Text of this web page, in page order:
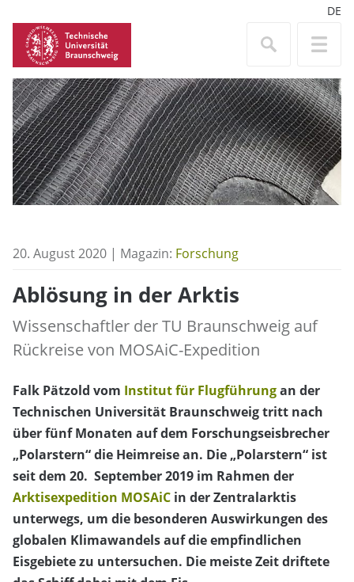
DE
20. August 2020 | Magazin: Forschung
Ablösung in der Arktis
Wissenschaftler der TU Braunschweig auf
Rückreise von MOSAiC-Expedition
Falk Pätzold vom Institut für Flugführungan der
Technischen Universität Braunschweig tritt nach
über fünf Monaten auf dem Forschungseisbrecher
„Polarstern“ die Heimreise an. Die „Polarstern“ ist
seit dem 20. September 2019 im Rahmen der
Arktisexpedition MOSAiC in der Zentralarktis
unterwegs, um die besonderen Auswirkungen des
globalen Klimawandels auf die empfindlichen
Eisgebiete zu untersuchen. Die meiste Zeit driftete